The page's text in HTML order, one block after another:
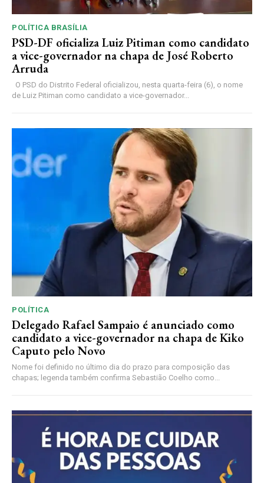
POLÍTICA BRASÍLIA
PSD-DF oficializa Luiz Pitiman como candidato
a vice-governador na chapa de José Roberto
Arruda
de Luiz Pitiman como candidato a vice-governador...
POLÍTICA
Delegado Rafael Sampaio é anunciado como
candidato a vice-governador na chapa de Kiko
Caputo pelo Novo
Nome foi definido no último dia do prazo para composição das
chapas; legenda também confirma Sebastião Coelho como...